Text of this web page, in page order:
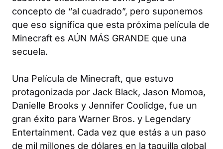
concepto de “al cuadrado”, pero suponemos
que eso significa que esta próxima película de
Minecraft es AÚN MÁS GRANDE que una
secuela.
Una Película de Minecraft, que estuvo
protagonizada por Jack Black, Jason Momoa,
Danielle Brooks y Jennifer Coolidge, fue un
gran éxito para Warner Bros. y Legendary
Entertainment. Cada vez que estás a un paso
de mil millones de dólares en la taquilla global